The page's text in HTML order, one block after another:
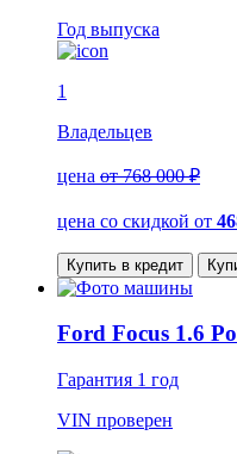
Год выпуска
1
Владельцев
цена от 768 000 ₽
цена со скидкой от
Купить в кредит
Ford Focus 1.6
Гарантия 1 год
VIN проверен